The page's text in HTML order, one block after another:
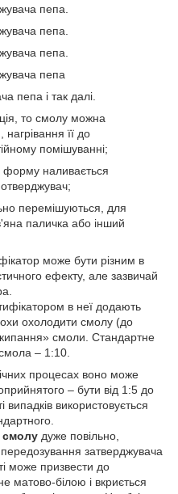
пепа.
пепа.
пепа.
пепа
пепа і так далі.
то смолу можна
її до
помішуванні;
форму наливається
перемішуються, для
паличка або інший
може бути різним в
ефекту, але зазвичай
в неї додають
охолодити смолу (до
смоли. Стандартне
– 1:10.
процесах воно може
– бути від 1:5 до
використовується
смолу дуже повільно,
затверджувача
може призвести до
матово-білою і вкриється